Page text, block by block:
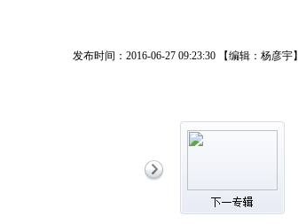
发布时间：2016-06-27 09:23:30 【编辑：杨彦宇】